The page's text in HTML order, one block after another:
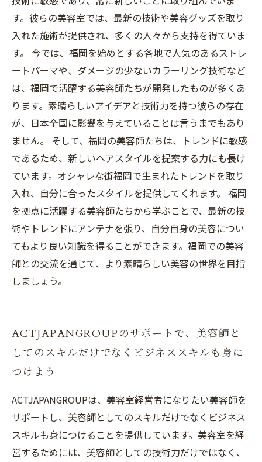
す。彼らの美容室では、最新の技術や美容グッズを取り
入れた施術が提供され、多くの人々から支持を得ていま
す。 今では、福岡を始めとする各地で人気のあるストレ
ートパーマや、ダメージの少ないカラーリング技術など
は、福岡で活躍する美容師たちが開発したものが多くあ
ります。素晴らしいアイデアと技術力を持つ彼らの存在
が、日本全国に影響を与えていることは言うまでもあり
ません。 そして、福岡の美容師たちは、トレンドに敏感
であるため、新しいヘアスタイルを提案する力にも長け
ています。オシャレな街福岡で生まれたトレンドを取り
入れ、自分に合ったスタイルを提供してくれます。 福岡
を拠点に活躍する美容師たちから学ぶことで、最新の技
術やトレンドにアンテナを張り、自分自身の美容につい
てもより良い知識を得ることができます。福岡での美容
師との交流を通じて、より素晴らしい美容の世界を目指
しましょう。
ACTJAPANGROUPのサポートで、美容師と
してのスキルだけでなくビジネススキルも身に
つけよう
ACTJAPANGROUPは、美容室経営者になりたい美容師を
サポートし、美容師としてのスキルだけでなくビジネス
スキルも身につけることを提供しています。美容室を経
営するためには、美容師としての技術力だけではなく、